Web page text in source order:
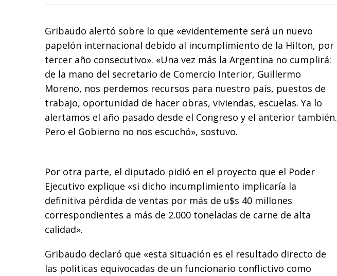
Gribaudo alertó sobre lo que «evidentemente será un nuevo
papelón internacional debido al incumplimiento de la Hilton, por
tercer año consecutivo». «Una vez más la Argentina no cumplirá:
de la mano del secretario de Comercio Interior, Guillermo
Moreno, nos perdemos recursos para nuestro país, puestos de
trabajo, oportunidad de hacer obras, viviendas, escuelas. Ya lo
alertamos el año pasado desde el Congreso y el anterior también.
Pero el Gobierno no nos escuchó», sostuvo.
Por otra parte, el diputado pidió en el proyecto que el Poder
Ejecutivo explique «si dicho incumplimiento implicaría la
definitiva pérdida de ventas por más de u$s 40 millones
correspondientes a más de 2.000 toneladas de carne de alta
calidad».
Gribaudo declaró que «esta situación es el resultado directo de
las políticas equivocadas de un funcionario conflictivo como